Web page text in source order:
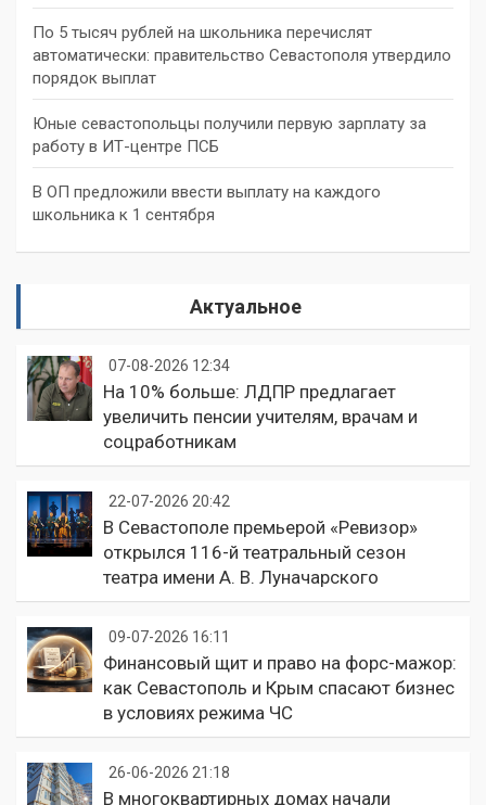
По 5 тысяч рублей на школьника перечислят
автоматически: правительство Севастополя утвердило
порядок выплат
Юные севастопольцы получили первую зарплату за
работу в ИТ-центре ПСБ
В ОП предложили ввести выплату на каждого
школьника к 1 сентября
Актуальное
07-08-2026 12:34
На 10% больше: ЛДПР предлагает
увеличить пенсии учителям, врачам и
соцработникам
22-07-2026 20:42
В Севастополе премьерой «Ревизор»
открылся 116-й театральный сезон
театра имени А. В. Луначарского
09-07-2026 16:11
Финансовый щит и право на форс-мажор:
как Севастополь и Крым спасают бизнес
в условиях режима ЧС
26-06-2026 21:18
В многоквартирных домах начали